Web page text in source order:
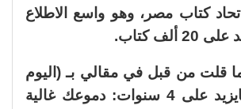
كتاب مصر، وهو واسع الاطلاع
كتاب.
قلت من قبل في مقالي بـ (اليوم
السابع) قبل مايزيد على 4 سنوات: دموعك غالية